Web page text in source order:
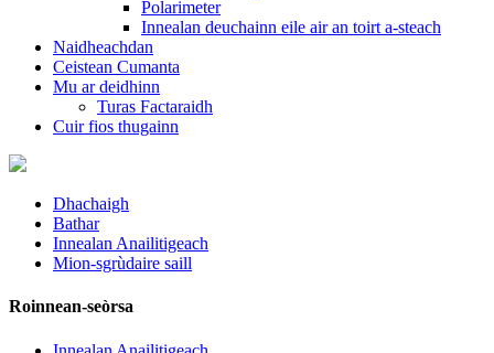
Polarimeter
Innealan deuchainn eile air an toirt a-steach
Naidheachdan
Ceistean Cumanta
Mu ar deidhinn
Turas Factaraidh
Cuir fios thugainn
Dhachaigh
Bathar
Innealan Anailitigeach
Mion-sgrùdaire saill
Roinnean-seòrsa